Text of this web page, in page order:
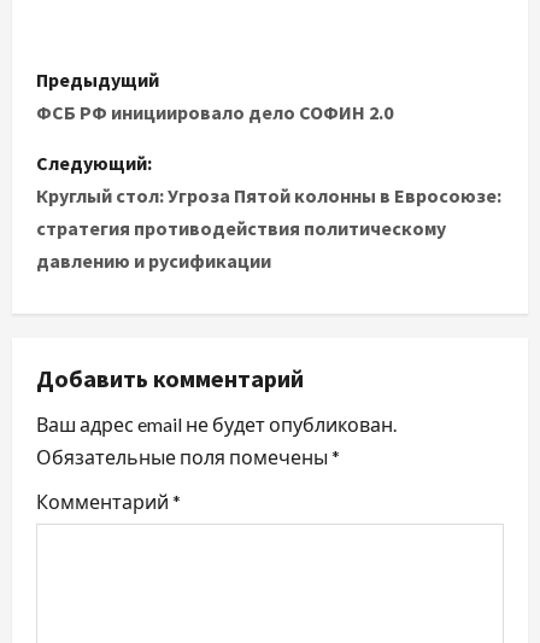
Предыдущий
ФСБ РФ инициировало дело СОФИН 2.0
Следующий:
Круглый стол: Угроза Пятой колонны в Евросоюзе:
стратегия противодействия политическому
давлению и русификации
Добавить комментарий
Ваш адрес email не будет опубликован.
Обязательные поля помечены *
Комментарий *